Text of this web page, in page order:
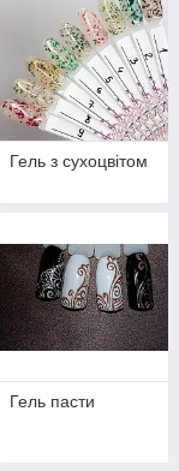
Гель з сухоцвітом
Гель пасти